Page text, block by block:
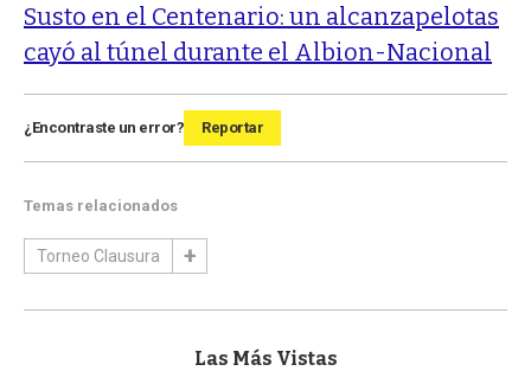
Susto en el Centenario: un alcanzapelotas
cayó al túnel durante el Albion-Nacional
¿Encontraste un error? Reportar
Temas relacionados
Torneo Clausura
Las Más Vistas